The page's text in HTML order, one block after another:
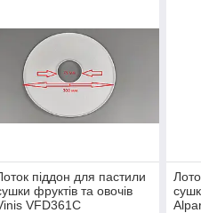
піддон для пастили
фруктів та овочів
VFD361C